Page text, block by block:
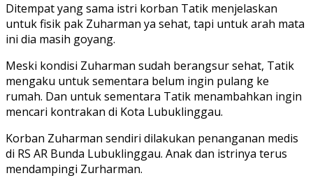
Ditempat yang sama istri korban Tatik menjelaskan
untuk fisik pak Zuharman ya sehat, tapi untuk arah mata
ini dia masih goyang.
Meski kondisi Zuharman sudah berangsur sehat, Tatik
mengaku untuk sementara belum ingin pulang ke
rumah. Dan untuk sementara Tatik menambahkan ingin
mencari kontrakan di Kota Lubuklinggau.
Korban Zuharman sendiri dilakukan penanganan medis
di RS AR Bunda Lubuklinggau. Anak dan istrinya terus
mendampingi Zurharman.